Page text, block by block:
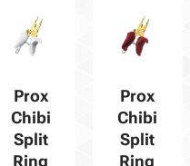
Prox
Chibi
Split
Ring
Prox
Chibi
Split
Ring